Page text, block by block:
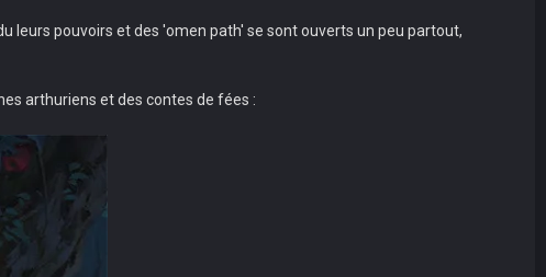
leurs pouvoirs et des 'omen path' se sont ouverts un peu partout,
arthuriens et des contes de fées :